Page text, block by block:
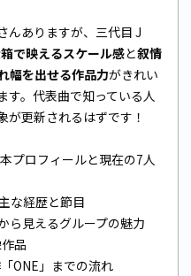
んありますが、三代目 J
で映えるスケール感と叙情
幅を出せる作品力がきれい
す。代表曲で知っている人
が更新されるはずです！
プロフィールと現在の7人
な経歴と節目
ら見えるグループの魅力
品
ONE」までの流れ